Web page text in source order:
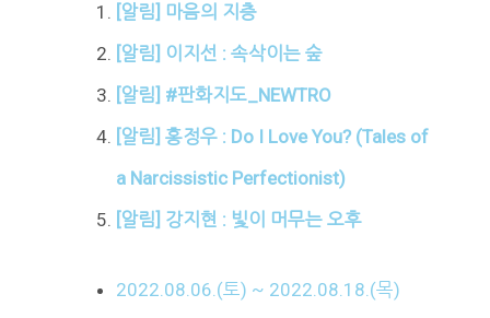
[알림] 마음의 지층
[알림] 이지선 : 속삭이는 숲
[알림] #판화지도_NEWTRO
[알림] 홍정우 : Do I Love You? (Tales of
a Narcissistic Perfectionist)
[알림] 강지현 : 빛이 머무는 오후
2022.08.06.(토) ~ 2022.08.18.(목)